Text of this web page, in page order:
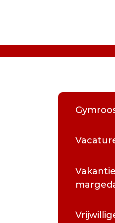
Onze school
Praktische